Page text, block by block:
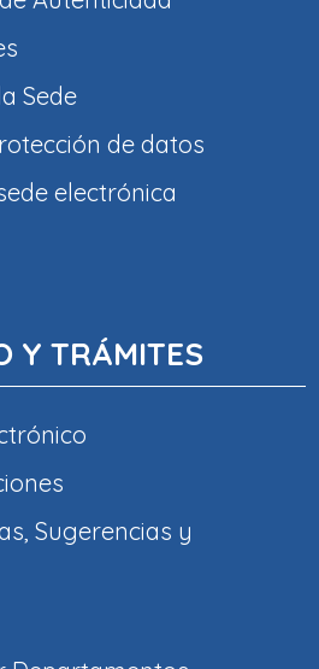
Sede
de datos
electrónica
Y TRÁMITES
Sugerencias y